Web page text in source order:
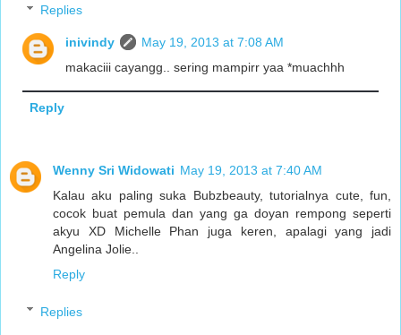
Replies
inivindy
May 19, 2013 at 7:08 AM
makaciii cayangg.. sering mampirr yaa *muachhh
Reply
Wenny Sri Widowati May 19, 2013 at 7:40 AM
Kalau aku paling suka Bubzbeauty, tutorialnya cute, fun,
cocok buat pemula dan yang ga doyan rempong seperti
akyu XD Michelle Phan juga keren, apalagi yang jadi
Angelina Jolie..
Reply
Replies